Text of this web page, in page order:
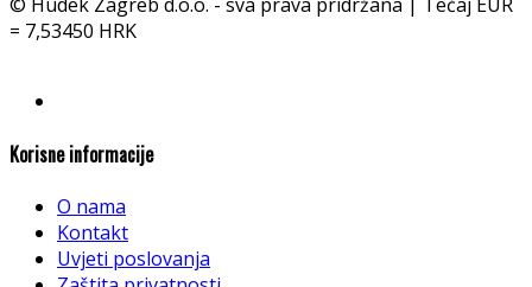
= 7,53450 HRK
Korisne informacije
O nama
Kontakt
Uvjeti poslovanja